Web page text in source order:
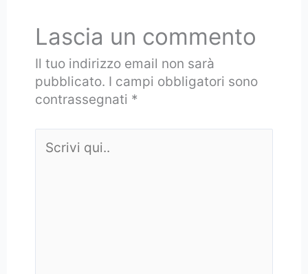
Lascia un commento
Il tuo indirizzo email non sarà
pubblicato. I campi obbligatori sono
contrassegnati *
qui..